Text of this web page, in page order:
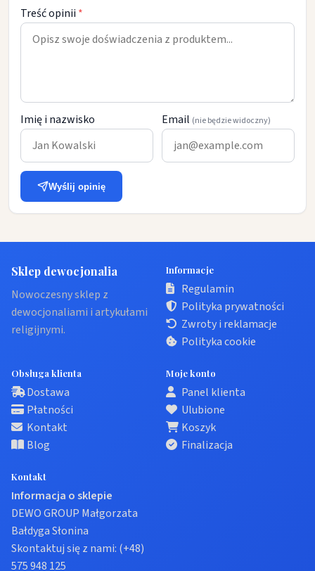
Treść opinii *
Imię i nazwisko Email (nie będzie widoczny)
Wyślij opinię
Sklep dewocjonalia
Nowoczesny sklep z
dewocjonaliami i artykułami
religijnymi.
Informacje
Regulamin
Polityka prywatności
Zwroty i reklamacje
Polityka cookie
Obsługa klienta
Dostawa
Płatności
Kontakt
Blog
Moje konto
Panel klienta
Ulubione
Koszyk
Finalizacja
Kontakt
Informacja o sklepie
DEWO GROUP Małgorzata
Bałdyga Słonina
Skontaktuj się z nami: (+48)
575 948 125